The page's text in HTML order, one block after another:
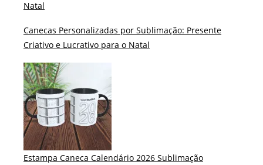
Natal
Canecas Personalizadas por Sublimação: Presente
Criativo e Lucrativo para o Natal
Estampa Caneca Calendário 2026 Sublimação